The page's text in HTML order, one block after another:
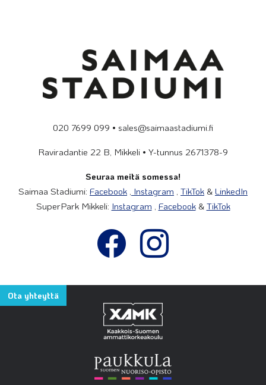
020 7699 099 • sales@saimaastadiumi.fi
Raviradantie 22 B, Mikkeli • Y-tunnus 2671378-9
Seuraa meitä somessa!
Saimaa Stadiumi: Facebook Instagram TikTok & LinkedIn
SuperPark Mikkeli: Instagram Facebook& TikTok
Ota yhteyttä